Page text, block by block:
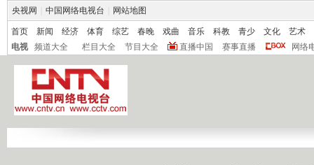
央视网 中国网络电视台 网站地图
首页 新闻 经济 体育 综艺 春晚 戏曲 音乐 科教 青少 文化
艺术
电视
频道大全 栏目大全 节目大全 直播中国 赛事直播 网络